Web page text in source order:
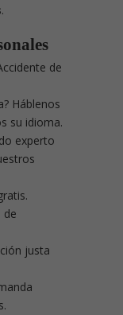
.
de
Háblenos
su idioma.
experto
de
justa